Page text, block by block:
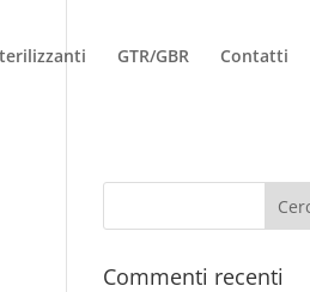
GTR/GBR Contatti
Commenti recenti